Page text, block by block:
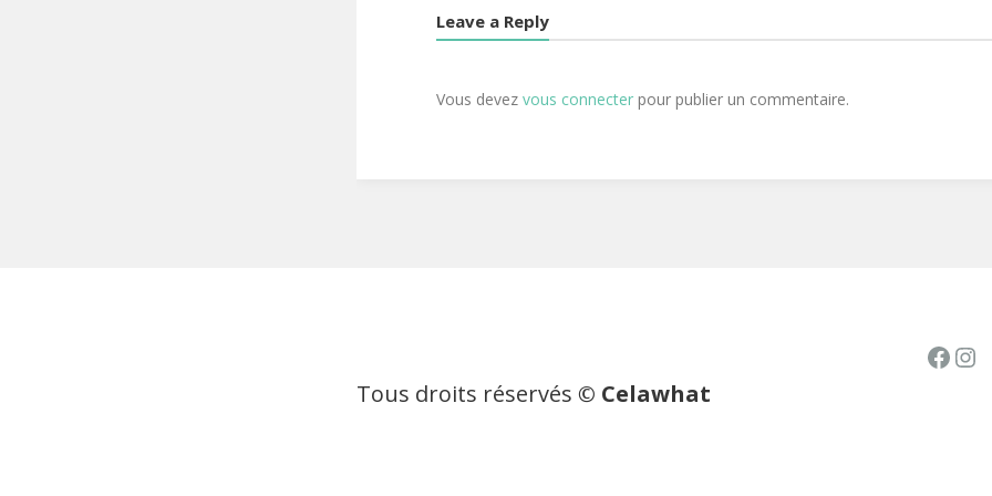
Leave a Reply
Vous devez vous connecter pour publier un commentaire.
Tous droits réservés © Celawhat